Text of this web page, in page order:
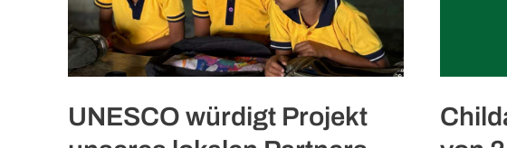
UNESCO würdigt Projekt